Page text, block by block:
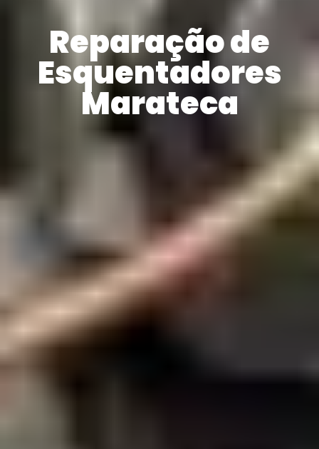
Reparação de
Esquentadores
Marateca